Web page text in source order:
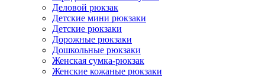
Деловой рюкзак
Детские мини рюкзаки
Детские рюкзаки
Дорожные рюкзаки
Дошкольные рюкзаки
Женская сумка-рюкзак
Женские кожаные рюкзаки